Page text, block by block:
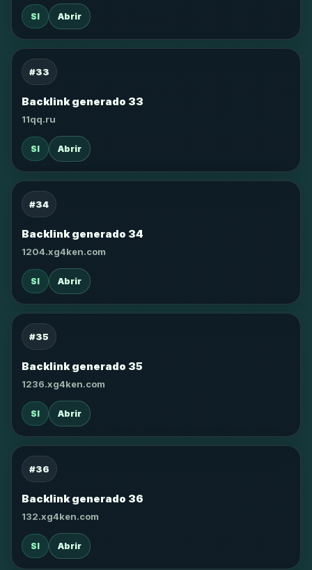
SI Abrir
#33
Backlink generado 33
11qq.ru
SI Abrir
#34
Backlink generado 34
1204.xg4ken.com
SI Abrir
#35
Backlink generado 35
1236.xg4ken.com
SI Abrir
#36
Backlink generado 36
132.xg4ken.com
SI Abrir